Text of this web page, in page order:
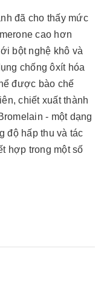
đã cho thấy mức
cao hơn
bột nghệ khô và
chống ôxít hóa
được bào chế
chiết xuất thành
- một dạng
độ hấp thu và tác
hợp trong một số